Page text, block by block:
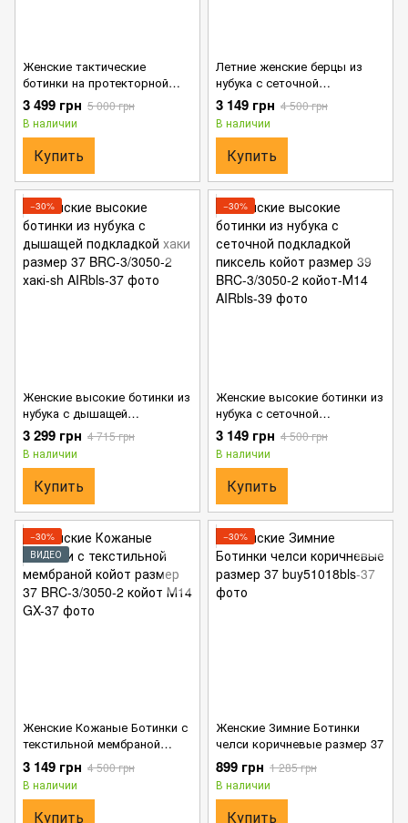
Женские тактические
ботинки на протекторной
подошве мультикам размер
36
3 499 грн 5 000 грн
В наличии
Купить
Летние женские берцы из
нубука с сеточной
подкладкой пиксель размер
37
3 149 грн 4 500 грн
В наличии
Купить
−30%
Женские высокие ботинки из
нубука с дышащей
подкладкой хаки размер 37
3 299 грн 4 715 грн
В наличии
Купить
−30%
Женские высокие ботинки из
нубука с сеточной
подкладкой пиксель койот
размер 39
3 149 грн 4 500 грн
В наличии
Купить
−30%
ВИДЕО
Женские Кожаные Ботинки с
текстильной мембраной
койот размер 37
3 149 грн 4 500 грн
В наличии
Купить
−30%
Женские Зимние Ботинки
челси коричневые размер 37
899 грн 1 285 грн
В наличии
Купить